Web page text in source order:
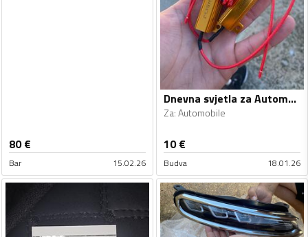
80€
Bar 15.02.26
Dnevna svjetla za Automobile - Univerzalno
Za:Automobile
10€
Budva 18.01.26